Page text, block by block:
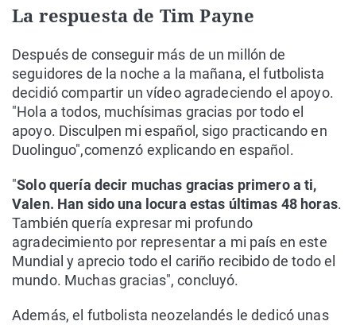
La respuesta de Tim Payne
Después de conseguir más de un millón de
seguidores de la noche a la mañana, el futbolista
decidió compartir un vídeo agradeciendo el apoyo.
"Hola a todos, muchísimas gracias por todo el
apoyo. Disculpen mi español, sigo practicando en
Duolinguo",comenzó explicando en español.
"Solo quería decir muchas gracias primero a ti,
Valen. Han sido una locura estas últimas 48 horas.
También quería expresar mi profundo
agradecimiento por representar a mi país en este
Mundial y aprecio todo el cariño recibido de todo el
mundo. Muchas gracias", concluyó.
Además, el futbolista neozelandés le dedicó unas